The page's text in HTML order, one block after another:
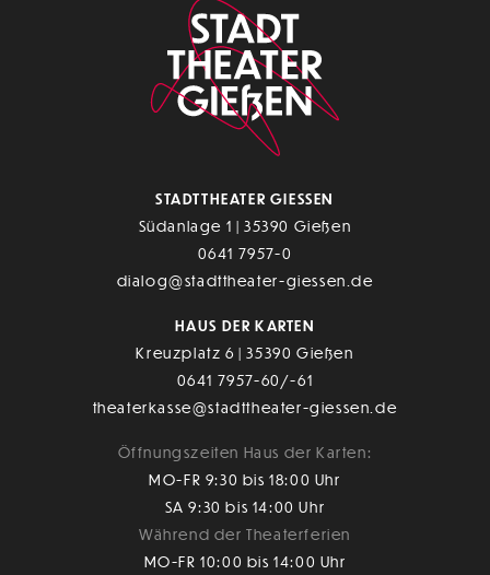
STADTTHEATER GIESSEN
Südanlage 1 | 35390 Gießen
0641 7957-0
dialog@stadttheater-giessen.de
HAUS DER KARTEN
Kreuzplatz 6 | 35390 Gießen
0641 7957-60/-61
theaterkasse@stadttheater-giessen.de
Öffnungszeiten Haus der Karten:
MO-FR 9:30 bis 18:00 Uhr
SA 9:30 bis 14:00 Uhr
Während der Theaterferien
MO-FR 10:00 bis 14:00 Uhr